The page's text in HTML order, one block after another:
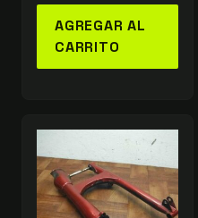
AGREGAR AL
CARRITO